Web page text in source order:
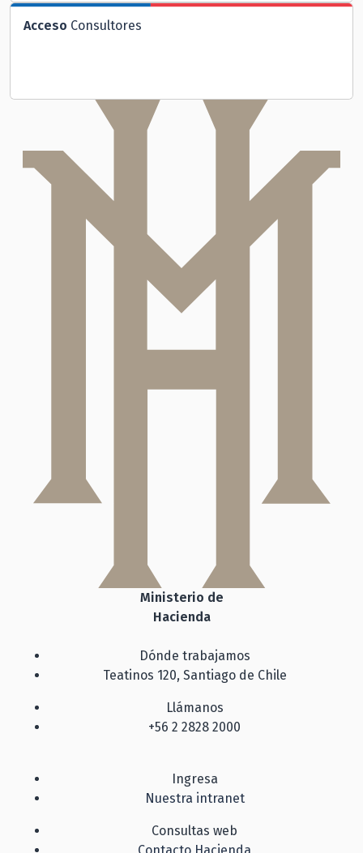
Acceso Consultores
Ministerio de
Hacienda
Dónde trabajamos
Teatinos 120, Santiago de Chile
Llámanos
+56 2 2828 2000
Ingresa
Nuestra intranet
Consultas web